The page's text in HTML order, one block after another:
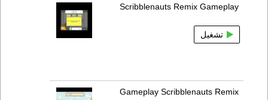
Scribblenauts Remix Gameplay
تشغيل
Gameplay Scribblenauts Remix